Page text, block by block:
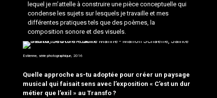
lequel je m’attelle à construire une pièce conceptuelle qui
condense les sujets sur lesquels je travaille et mes
différentes pratiques tels que des poèmes, la
composition sonore et des visuels.
Estienne, série photographique, 2016
Quelle approche as-tu adoptée pour créer un paysage
musical qui faisait sens avec l’exposition « C’est un dur
métier que l’exil » au Transfo ?